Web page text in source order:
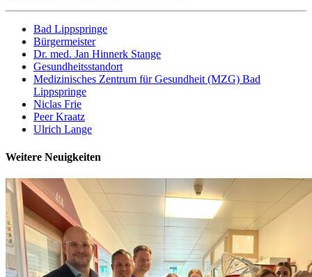
Bad Lippspringe
Bürgermeister
Dr. med. Jan Hinnerk Stange
Gesundheitsstandort
Medizinisches Zentrum für Gesundheit (MZG) Bad
Lippspringe
Niclas Frie
Peer Kraatz
Ulrich Lange
Weitere Neuigkeiten